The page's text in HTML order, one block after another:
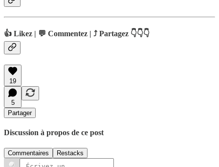
👍 Likez | 💬 Commentez | ⤴️ Partagez 👇👇👇
19
5
Partager
Discussion à propos de ce post
Commentaires Restacks